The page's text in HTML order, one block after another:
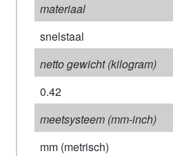
materiaal
snelstaal
netto gewicht (kilogram)
0.42
meetsysteem (mm-inch)
mm (metrisch)